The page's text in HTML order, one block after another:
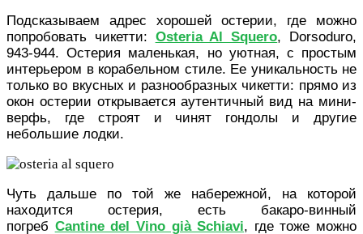
Подсказываем адрес хорошей остерии, где можно
попробовать чикетти: Osteria Al Squero, Dorsoduro,
943-944. Остерия маленькая, но уютная, с простым
интерьером в корабельном стиле. Ее уникальность не
только во вкусных и разнообразных чикетти: прямо из
окон остерии открывается аутентичный вид на мини-
верфь, где строят и чинят гондолы и другие
небольшие лодки.
Чуть дальше по той же набережной, на которой
находится остерия, есть бакаро-винный
погреб Cantine del Vino già Schiavi, где тоже можно